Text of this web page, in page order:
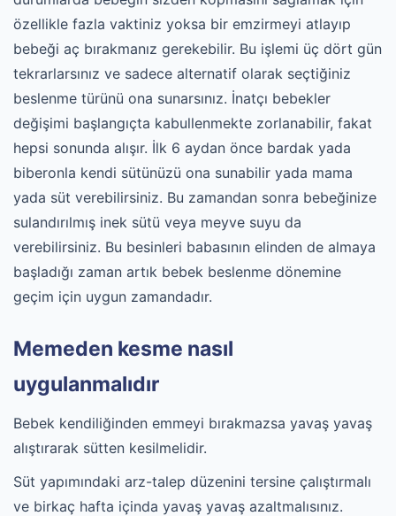
özellikle fazla vaktiniz yoksa bir emzirmeyi atlayıp
bebeği aç bırakmanız gerekebilir. Bu işlemi üç dört gün
tekrarlarsınız ve sadece alternatif olarak seçtiğiniz
beslenme türünü ona sunarsınız. İnatçı bebekler
değişimi başlangıçta kabullenmekte zorlanabilir, fakat
hepsi sonunda alışır. İlk 6 aydan önce bardak yada
biberonla kendi sütünüzü ona sunabilir yada mama
yada süt verebilirsiniz. Bu zamandan sonra bebeğinize
sulandırılmış inek sütü veya meyve suyu da
verebilirsiniz. Bu besinleri babasının elinden de almaya
başladığı zaman artık bebek beslenme dönemine
geçim için uygun zamandadır.
Memeden kesme nasıl
uygulanmalıdır
Bebek kendiliğinden emmeyi bırakmazsa yavaş yavaş
alıştırarak sütten kesilmelidir.
Süt yapımındaki arz-talep düzenini tersine çalıştırmalı
ve birkaç hafta içinda yavaş yavaş azaltmalısınız.